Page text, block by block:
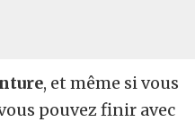
, et même si vous
pouvez finir avec